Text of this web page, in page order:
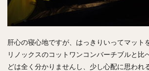
肝心の寝心地ですが、はっきりいってマット
リノックスのコットワンコンバーチブルと比
どは全く分かりませんし、少し心配に思われ